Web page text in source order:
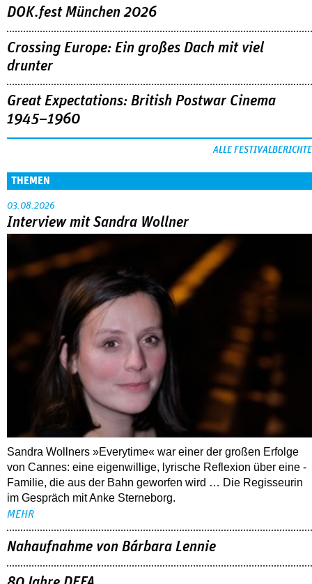
DOK.fest München 2026
Crossing Europe: Ein großes Dach mit viel
drunter
Great Expectations: British Postwar Cinema
1945–1960
ALLE FESTIVALBERICHTE
THEMEN
03.08.2026
Interview mit Sandra Wollner
Sandra Wollners »Everytime« war einer der großen Erfolge
von Cannes: eine eigenwillige, lyrische Reflexion über eine ­
Familie, die aus der Bahn geworfen wird … Die Regisseurin
im Gespräch mit Anke Sterneborg.
MEHR
Nahaufnahme von Bárbara Lennie